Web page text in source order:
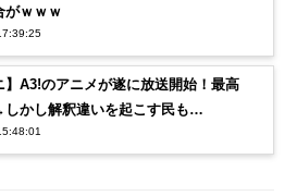
がｗｗｗ
】A3!のアニメが遂に放送開始！最高
かし解釈違いを起こす民も…